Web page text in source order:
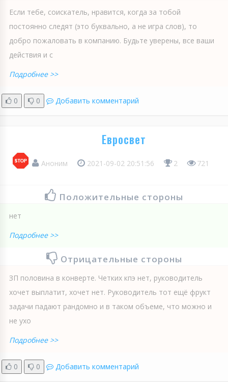
Если тебе, соискатель, нравится, когда за тобой
постоянно следят (это буквально, а не игра слов), то
добро пожаловать в компанию. Будьте уверены, все ваши
действия и с
Подробнее >>
0 0 Добавить комментарий
Евросвет
Аноним 2021-09-02 20:51:56 2 721
Положительные стороны
нет
Подробнее >>
Отрицательные стороны
ЗП половина в конверте. Четких кпэ нет, руководитель
хочет выплатит, хочет нет. Руководитель тот ещё фрукт
задачи падают рандомно и в таком объеме, что можно и
не ухо
Подробнее >>
0 0 Добавить комментарий